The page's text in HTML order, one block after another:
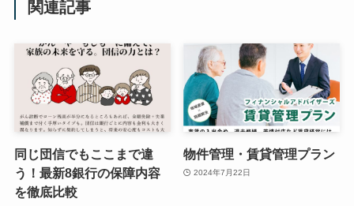
関連記事
同じ団信でもここまで違
う！最新8銀行の保障内容
を徹底比較
物件管理・賃貸管理プラン
2024年7月22日